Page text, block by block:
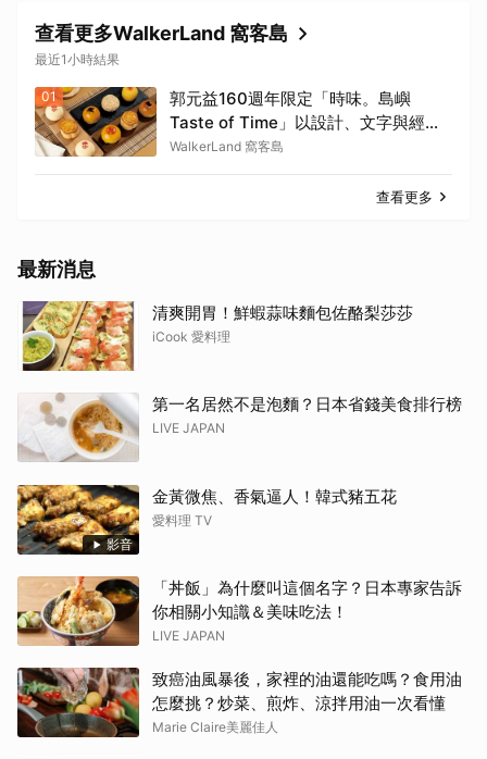
查看更多WalkerLand 窩客島
最近1小時結果
01
郭元益160週年限定「時味。島嶼
Taste of Time」以設計、文字與經典
糕餅結合。
WalkerLand 窩客島
查看更多
最新消息
清爽開胃！鮮蝦蒜味麵包佐酪梨莎莎
iCook 愛料理
第一名居然不是泡麵？日本省錢美食排行榜
LIVE JAPAN
影音
金黃微焦、香氣逼人！韓式豬五花
愛料理 TV
「丼飯」為什麼叫這個名字？日本專家告訴
你相關小知識＆美味吃法！
LIVE JAPAN
致癌油風暴後，家裡的油還能吃嗎？食用油
怎麼挑？炒菜、煎炸、涼拌用油一次看懂
Marie Claire美麗佳人